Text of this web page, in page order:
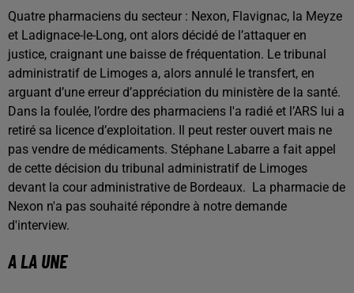
Quatre pharmaciens du secteur : Nexon, Flavignac, la Meyze
et Ladignace-le-Long, ont alors décidé de l’attaquer en
justice, craignant une baisse de fréquentation. Le tribunal
administratif de Limoges a, alors annulé le transfert, en
arguant d’une erreur d’appréciation du ministère de la santé.
Dans la foulée, l’ordre des pharmaciens l'a radié et l’ARS lui a
retiré sa licence d’exploitation. Il peut rester ouvert mais ne
pas vendre de médicaments. Stéphane Labarre a fait appel
de cette décision du tribunal administratif de Limoges
devant la cour administrative de Bordeaux. La pharmacie de
Nexon n'a pas souhaité répondre à notre demande
d'interview.
A LA UNE